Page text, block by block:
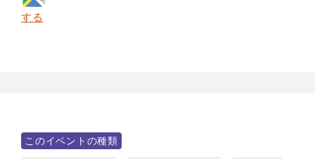
する
このイベントの種類